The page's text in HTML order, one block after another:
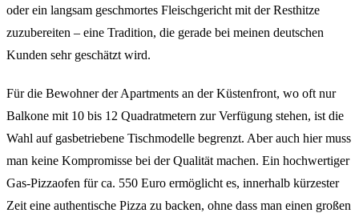
oder ein langsam geschmortes Fleischgericht mit der Resthitze
zuzubereiten – eine Tradition, die gerade bei meinen deutschen
Kunden sehr geschätzt wird.
Für die Bewohner der Apartments an der Küstenfront, wo oft nur
Balkone mit 10 bis 12 Quadratmetern zur Verfügung stehen, ist die
Wahl auf gasbetriebene Tischmodelle begrenzt. Aber auch hier muss
man keine Kompromisse bei der Qualität machen. Ein hochwertiger
Gas-Pizzaofen für ca. 550 Euro ermöglicht es, innerhalb kürzester
Zeit eine authentische Pizza zu backen, ohne dass man einen großen